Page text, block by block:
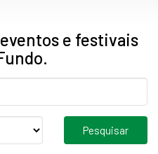
e festivais